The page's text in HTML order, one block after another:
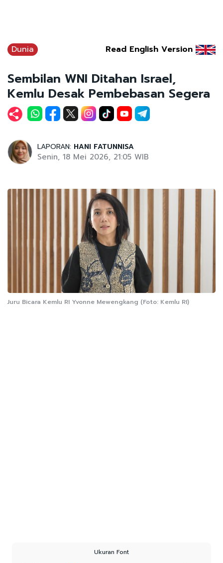
Dunia Read English Version
Sembilan WNI Ditahan Israel,
Kemlu Desak Pembebasan Segera
LAPORAN: HANI FATUNNISA
Senin, 18 Mei 2026, 21:05 WIB
Juru Bicara Kemlu RI Yvonne Mewengkang (Foto: Kemlu RI)
Ukuran Font